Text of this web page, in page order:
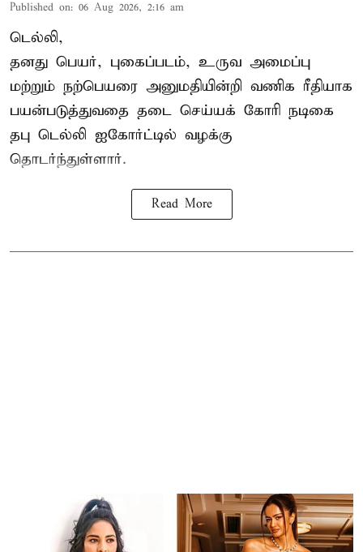
Published on: 06 Aug 2026, 2:16 am
டெல்லி,
தனது பெயர், புகைப்படம், உருவ அமைப்பு
மற்றும் நற்பெயரை அனுமதியின்றி வணிக ரீதியாக
பயன்படுத்துவதை தடை செய்யக் கோரி நடிகை
தபு டெல்லி ஐகோர்ட்டில் வழக்கு
தொடர்ந்துள்ளார்.
Read More